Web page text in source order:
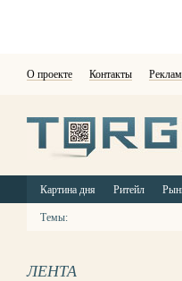
О проекте Контакты
Картина дня Ритейл
Темы:
ЛЕНТА